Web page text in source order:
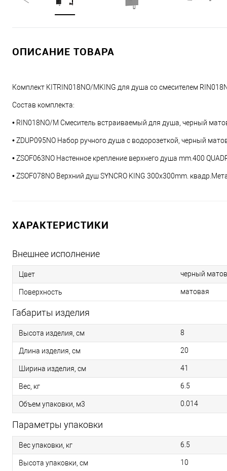
ОПИСАНИЕ ТОВАРА
Комплект KITRIN018NO/MKING для душа со смесителем
Состав комплекта:
• RIN018NO/M Смеситель встраиваемый для душа, черный
• ZDUP095NO Набор ручного душа с водорозеткой, черный
• ZSOF063NO Настенное крепление верхнего душа mm.400
• ZSOF078NO Верхний душ SYNCRO KING 300x300mm.
ХАРАКТЕРИСТИКИ
Внешнее исполнение
Цвет черный
Поверхность матовая
Габариты изделия
Высота изделия, см 8
Длина изделия, см 20
Ширина изделия, см 41
Вес, кг 6.5
Объем упаковки, м3 0.014
Параметры упаковки
Вес упаковки, кг 6.5
Высота упаковки, см 10